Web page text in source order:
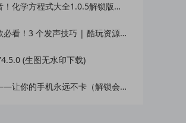
方程式大全1.0.5解锁版｜全题库+智能配平
看！3 个发声技巧 | 酷玩资源网整理
(生图无水印下载)
你的手机永远不卡（解锁会员）